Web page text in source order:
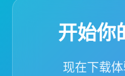
开始你
现在下载